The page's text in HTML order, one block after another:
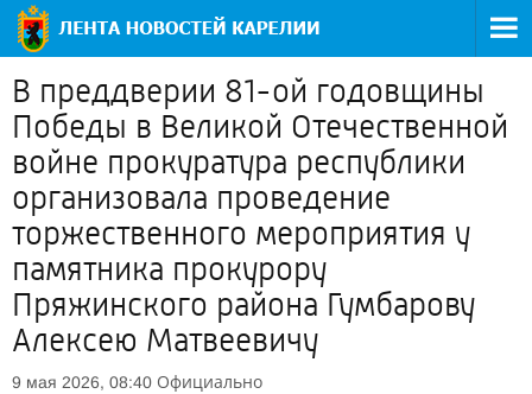
В преддверии 81-ой годовщины
Победы в Великой Отечественной
войне прокуратура республики
организовала проведение
торжественного мероприятия у
памятника прокурору
Пряжинского района Гумбарову
Алексею Матвеевичу
9 мая 2026, 08:40 Официально